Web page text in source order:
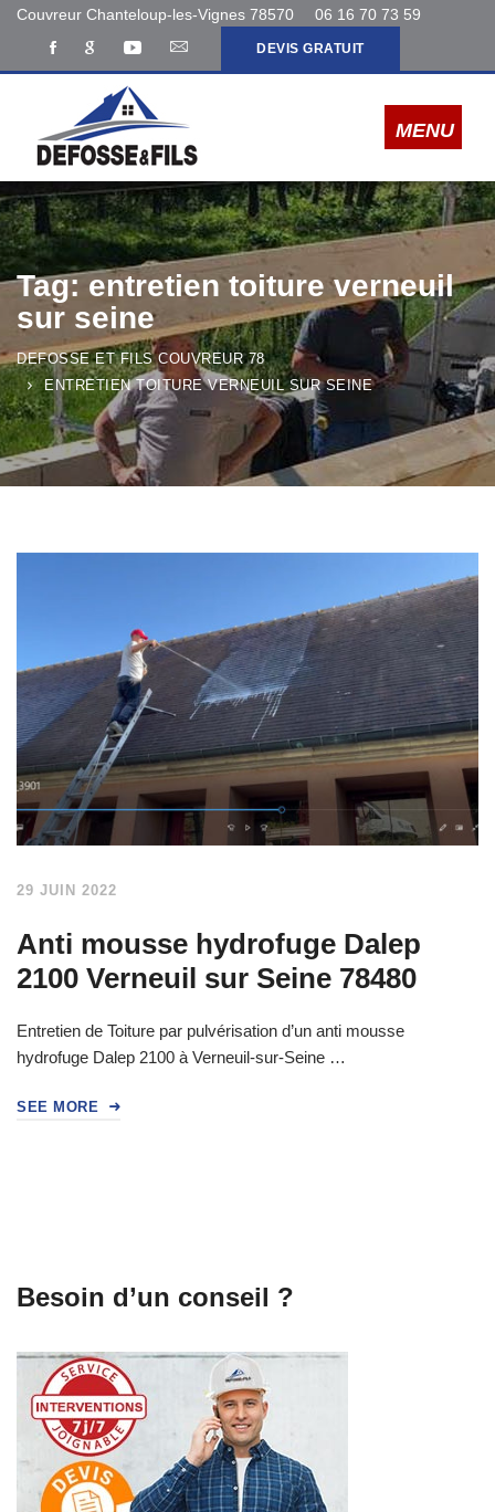
Couvreur Chanteloup-les-Vignes 78570 06 16 70 73 59
DEVIS GRATUIT
Tag: entretien toiture verneuil
sur seine
DEFOSSE ET FILS COUVREUR 78
ENTRETIEN TOITURE VERNEUIL SUR SEINE
29 JUIN 2022
Anti mousse hydrofuge Dalep
2100 Verneuil sur Seine 78480
Entretien de Toiture par pulvérisation d’un anti mousse
hydrofuge Dalep 2100 à Verneuil-sur-Seine …
SEE MORE
Besoin d’un conseil ?